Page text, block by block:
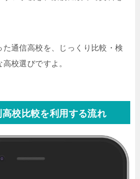
た通信高校を、じっくり比較・検
校選びですよ。
校比較を利用する流れ